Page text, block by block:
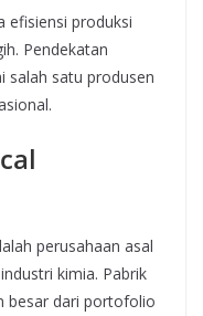
efisiensi produksi
Pendekatan
salah satu produsen
perusahaan asal
kimia. Pabrik
besar dari portofolio